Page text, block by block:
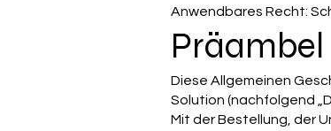
Anwendbares Recht:
Präambel
Diese Allgemeinen
Solution (nachfolgend
Mit der Bestellung, der